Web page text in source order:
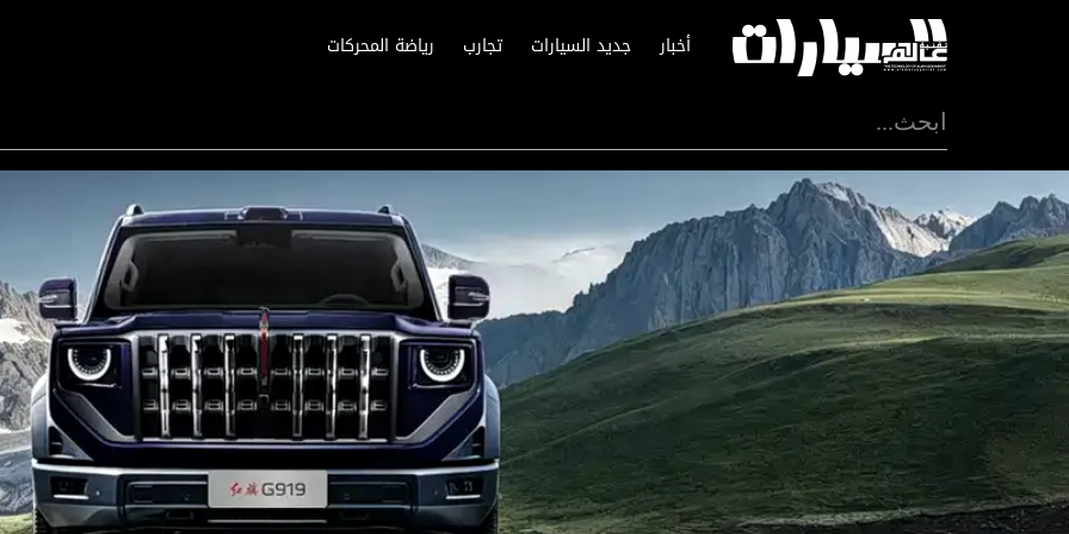
أخبار جديد السيارات تجارب رياضة المحركات